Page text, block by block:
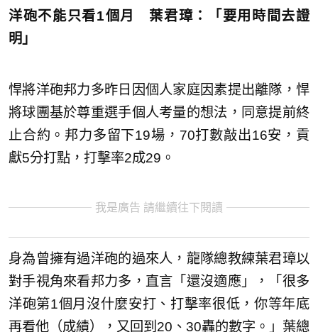
洋砲不能只看1個月 葉君璋：「要用時間去證
明」
悍將洋砲邦力多昨日因個人家庭因素提出離隊，悍
將球團基於尊重選手個人考量的想法，同意提前終
止合約。邦力多留下19場，70打數敲出16安，貢
獻5分打點，打擊率2成29。
我是廣告 請繼續往下閱讀
身為曾擁有過洋砲的過來人，龍隊總教練葉君璋以
對手視角來看邦力多，直言「還沒適應」，「很多
洋砲第1個月沒什麼安打、打擊率很低，你等年底
再看他（成績），又回到20、30轟的數字。」葉總